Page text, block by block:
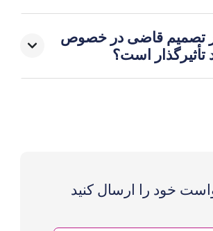
تصمیم قاضی در خصوص
است؟
خود را ارسال کنید